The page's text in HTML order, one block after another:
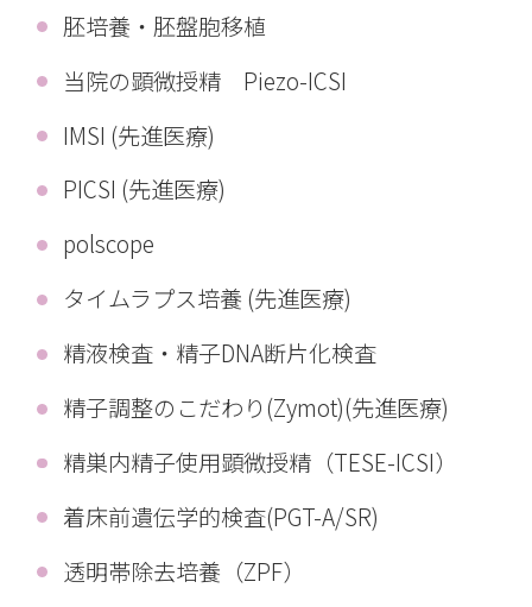
胚培養・胚盤胞移植
当院の顕微授精 Piezo-ICSI
IMSI (先進医療)
PICSI (先進医療)
polscope
タイムラプス培養 (先進医療)
精液検査・精子DNA断片化検査
精子調整のこだわり(Zymot)(先進医療)
精巣内精子使用顕微授精（TESE-ICSI）
着床前遺伝学的検査(PGT-A/SR)
透明帯除去培養（ZPF）